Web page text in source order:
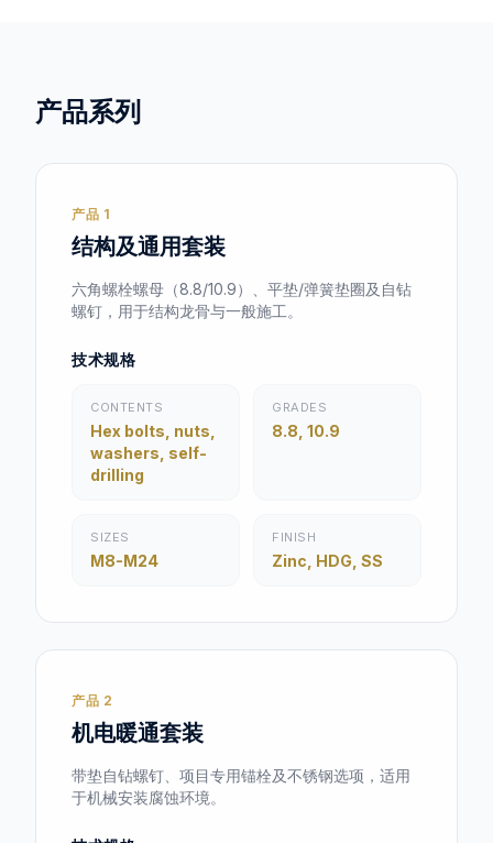
产品系列
产品 1
结构及通用套装
六角螺栓螺母（8.8/10.9）、平垫/弹簧垫圈及自钻
螺钉，用于结构龙骨与一般施工。
技术规格
CONTENTS
Hex bolts, nuts,
washers, self-
drilling
GRADES
8.8, 10.9
SIZES
M8-M24
FINISH
Zinc, HDG, SS
产品 2
机电暖通套装
带垫自钻螺钉、项目专用锚栓及不锈钢选项，适用
于机械安装腐蚀环境。